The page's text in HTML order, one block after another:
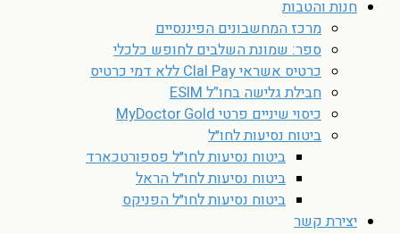
חנות והטבות
מרכז המחשבונים הפיננסיים
ספר: שמונת השלבים לחופש כלכלי
כרטיס אשראי Clal Pay ללא דמי כרטיס
חבילת גלישה בחו”ל ESIM
כיסוי שיניים פרטי MyDoctor Gold
ביטוח נסיעות לחו״ל
ביטוח נסיעות לחו״ל פספורטכארד
ביטוח נסיעות לחו״ל הראל
ביטוח נסיעות לחו״ל הפניקס
יצירת קשר